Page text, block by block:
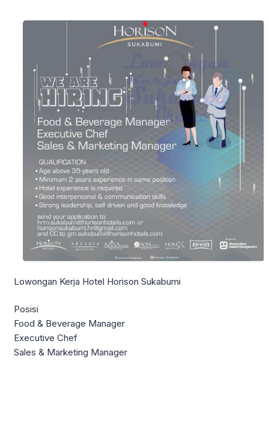
Lowongan Kerja Hotel Horison Sukabumi
Posisi
Food & Beverage Manager
Executive Chef
Sales & Marketing Manager